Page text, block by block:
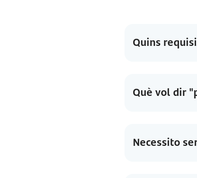
Quins
Què vol dir
Necessito